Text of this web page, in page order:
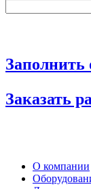
Заполнить
Заказать
О компании